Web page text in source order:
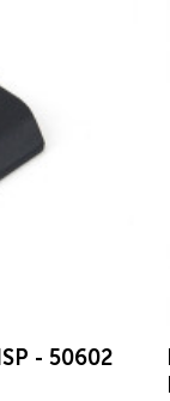
- 50602